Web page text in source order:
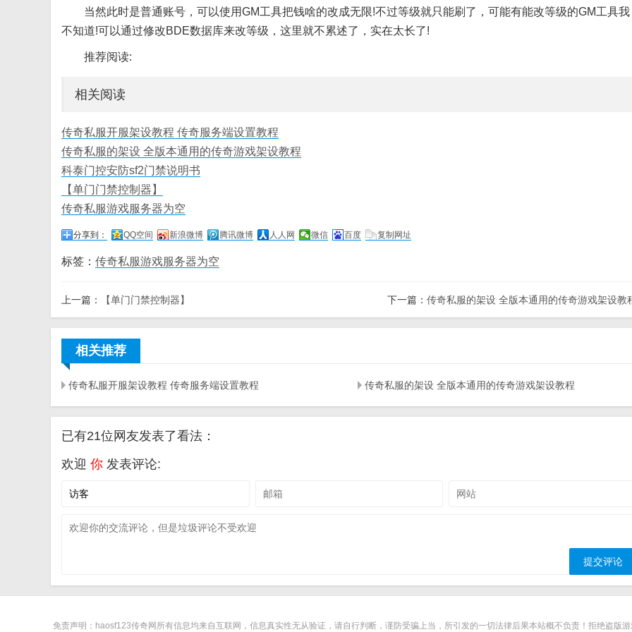
当然此时是普通账号，可以使用GM工具把钱啥的改成无限!不过等级就只能刷了，可能有能改等级的GM工具我
不知道!可以通过修改BDE数据库来改等级，这里就不累述了，实在太长了!
推荐阅读:
相关阅读
传奇私服开服架设教程 传奇服务端设置教程
传奇私服的架设 全版本通用的传奇游戏架设教程
科泰门控安防sf2门禁说明书
【单门门禁控制器】
传奇私服游戏服务器为空
分享到： QQ空间 新浪微博 腾讯微博 人人网 微信 百度 复制网址
标签： 传奇私服游戏服务器为空
上一篇： 【单门门禁控制器】 下一篇： 传奇私服的架设 全版本通用的传奇游戏架设教
相关推荐
传奇私服开服架设教程 传奇服务端设置教程 传奇私服的架设 全版本通用的传奇游戏架设教程
已有21位网友发表了看法：
欢迎 你 发表评论:
免责声明：haosf123传奇网所有信息均来自互联网，信息真实性无从验证，请自行判断，谨防受骗上当，所引发的一切法律后果本站概不负责！拒绝盗版